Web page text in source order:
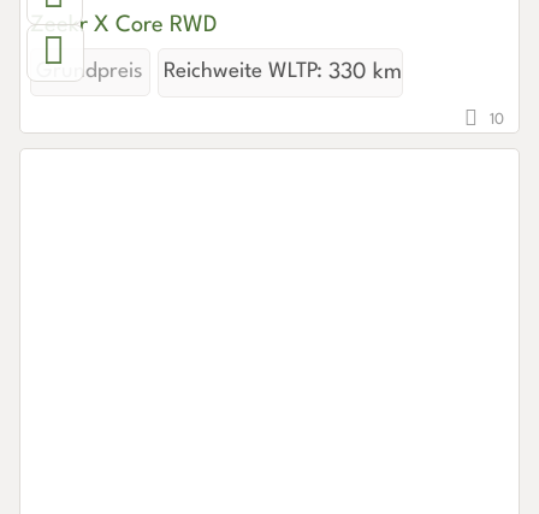
Zeekr X Core RWD
Grundpreis Reichweite WLTP: 330 km
10